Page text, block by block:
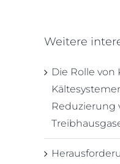
Weitere
Die Rolle von
Reduzierung